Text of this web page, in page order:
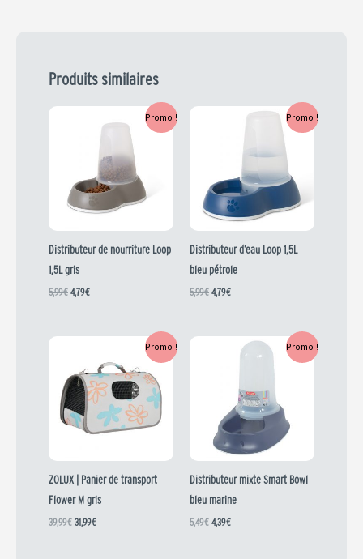
Produits similaires
Promo !
Distributeur de nourriture Loop
1,5L gris
5,99€ 4,79€
actuel
4,79 €.
Promo !
Distributeur d’eau Loop 1,5L
bleu pétrole
5,99€ 4,79€
Promo !
ZOLUX | Panier de transport
Flower M gris
39,99€
initial
était :
39,99 €.
31,99€
actuel
est :
31,99 €.
Promo !
Distributeur mixte Smart Bowl
bleu marine
5,49€ 4,39€
prix
4,39 €.